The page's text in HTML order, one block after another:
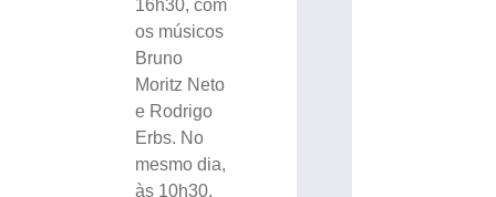
16h30, com
os músicos
Bruno
Moritz Neto
e Rodrigo
Erbs. No
mesmo dia,
às 10h30,